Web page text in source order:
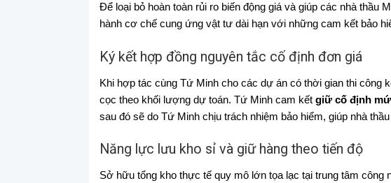
Để loại bỏ hoàn toàn rủi ro biến động giá và giúp các nhà thầu
hành cơ chế cung ứng vật tư dài hạn với những cam kết bảo
Ký kết hợp đồng nguyên tắc cố định đơn giá
Khi hợp tác cùng Tứ Minh cho các dự án có thời gian thi công
cọc theo khối lượng dự toán. Tứ Minh cam kết giữ cố định
sau đó sẽ do Tứ Minh chịu trách nhiệm bảo hiểm, giúp nhà
Năng lực lưu kho sỉ và giữ hàng theo tiến độ
Sở hữu tổng kho thực tế quy mô lớn tọa lạc tại trung tâm công